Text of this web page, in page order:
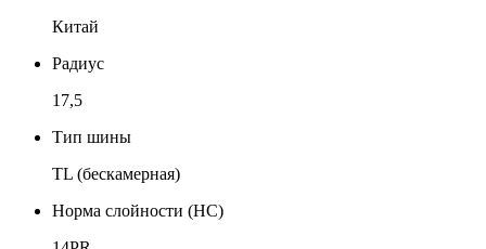
Китай
Радиус
17,5
Тип шины
TL (бескамерная)
Норма слойности (НС)